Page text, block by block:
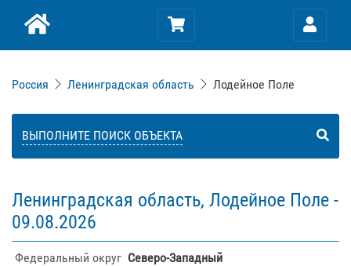
Россия Ленинградская область Лодейное Поле
ВЫПОЛНИТЕ ПОИСК ОБЪЕКТА
Ленинградская область, Лодейное Поле -
09.08.2026
Федеральный округ Северо-Западный